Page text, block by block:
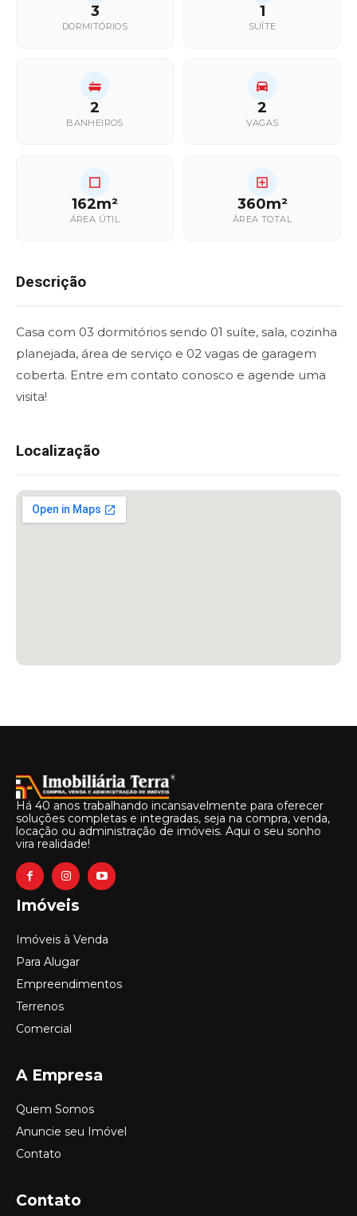
3
DORMITÓRIOS
1
SUÍTE
2
BANHEIROS
2
VAGAS
162m²
ÁREA ÚTIL
360m²
ÁREA TOTAL
Descrição
Casa com 03 dormitórios sendo 01 suíte, sala, cozinha
planejada, área de serviço e 02 vagas de garagem
coberta. Entre em contato conosco e agende uma
visita!
Localização
Há 40 anos trabalhando incansavelmente para oferecer
soluções completas e integradas, seja na compra, venda,
locação ou administração de imóveis. Aqui o seu sonho
vira realidade!
Imóveis
Imóveis à Venda
Para Alugar
Empreendimentos
Terrenos
Comercial
A Empresa
Quem Somos
Anuncie seu Imóvel
Contato
Contato